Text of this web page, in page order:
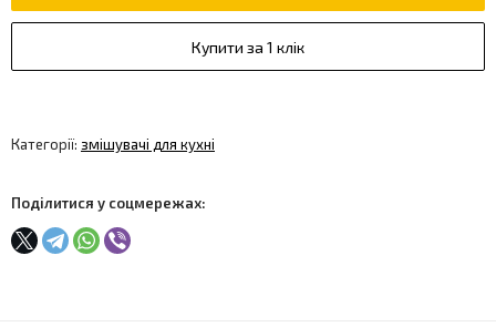
Купити за 1 клік
Категорії: змішувачі для кухні
Поділитися у соцмережах: